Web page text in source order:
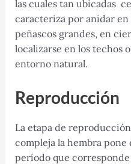
las cuales tan ubicadas
caracteriza por anidar en
peñascos grandes, en
localizarse en los techos
entorno natural.
Reproducción
La etapa de
compleja la hembra pone
período que corresponde